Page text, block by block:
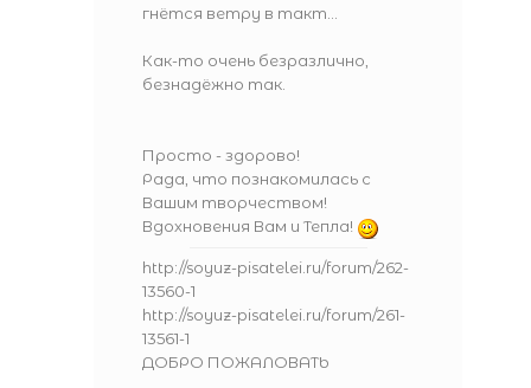
гнётся ветру в такт...
Как-то очень безразлично,
безнадёжно так.
Просто - здорово!
Рада, что познакомилась с
Вашим творчеством!
Вдохновения Вам и Тепла!
http://soyuz-pisatelei.ru/forum/262-
13560-1
http://soyuz-pisatelei.ru/forum/261-
13561-1
ДОБРО ПОЖАЛОВАТЬ